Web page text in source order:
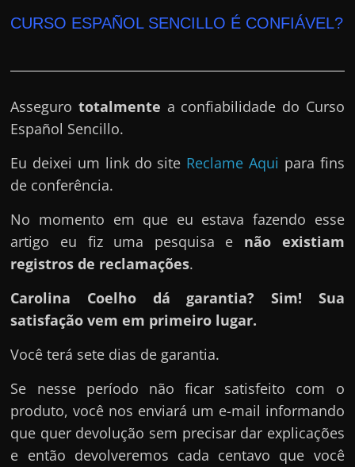
CURSO ESPAÑOL SENCILLO É CONFIÁVEL?
Assegurototalmente a confiabilidade do Curso
Español Sencillo.
Eu deixei um link do site Reclame Aqui para fins
de conferência.
No momento em que eu estava fazendo esse
artigo eu fiz uma pesquisa e não existiam
registros de reclamações.
Carolina Coelho dá garantia? Sim! Sua
satisfação vem em primeiro lugar.
Você terá sete dias de garantia.
Se nesse período não ficar satisfeito com o
produto, você nos enviará um e-mail informando
que quer devolução sem precisar dar explicações
e então devolveremos cada centavo que você